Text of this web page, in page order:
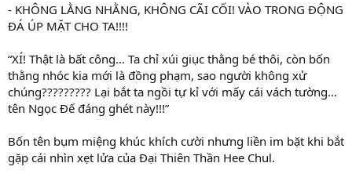
- KHÔNG LẰNG NHẰNG, KHÔNG CÃI CỐI! VÀO TRONG ĐỘNG
ĐÁ ÚP MẶT CHO TA!!!!
“XÍ! Thật là bất công… Ta chỉ xúi giục thằng bé thôi, còn bốn
thằng nhóc kia mới là đồng phạm, sao người không xử
chúng????????? Lại bắt ta ngồi tự kỉ với mấy cái vách tường…
tên Ngọc Đế đáng ghét này!!!”
Bốn tên bụm miệng khúc khích cười nhưng liền im bặt khi bắt
gặp cái nhìn xẹt lửa của Đại Thiên Thần Hee Chul.